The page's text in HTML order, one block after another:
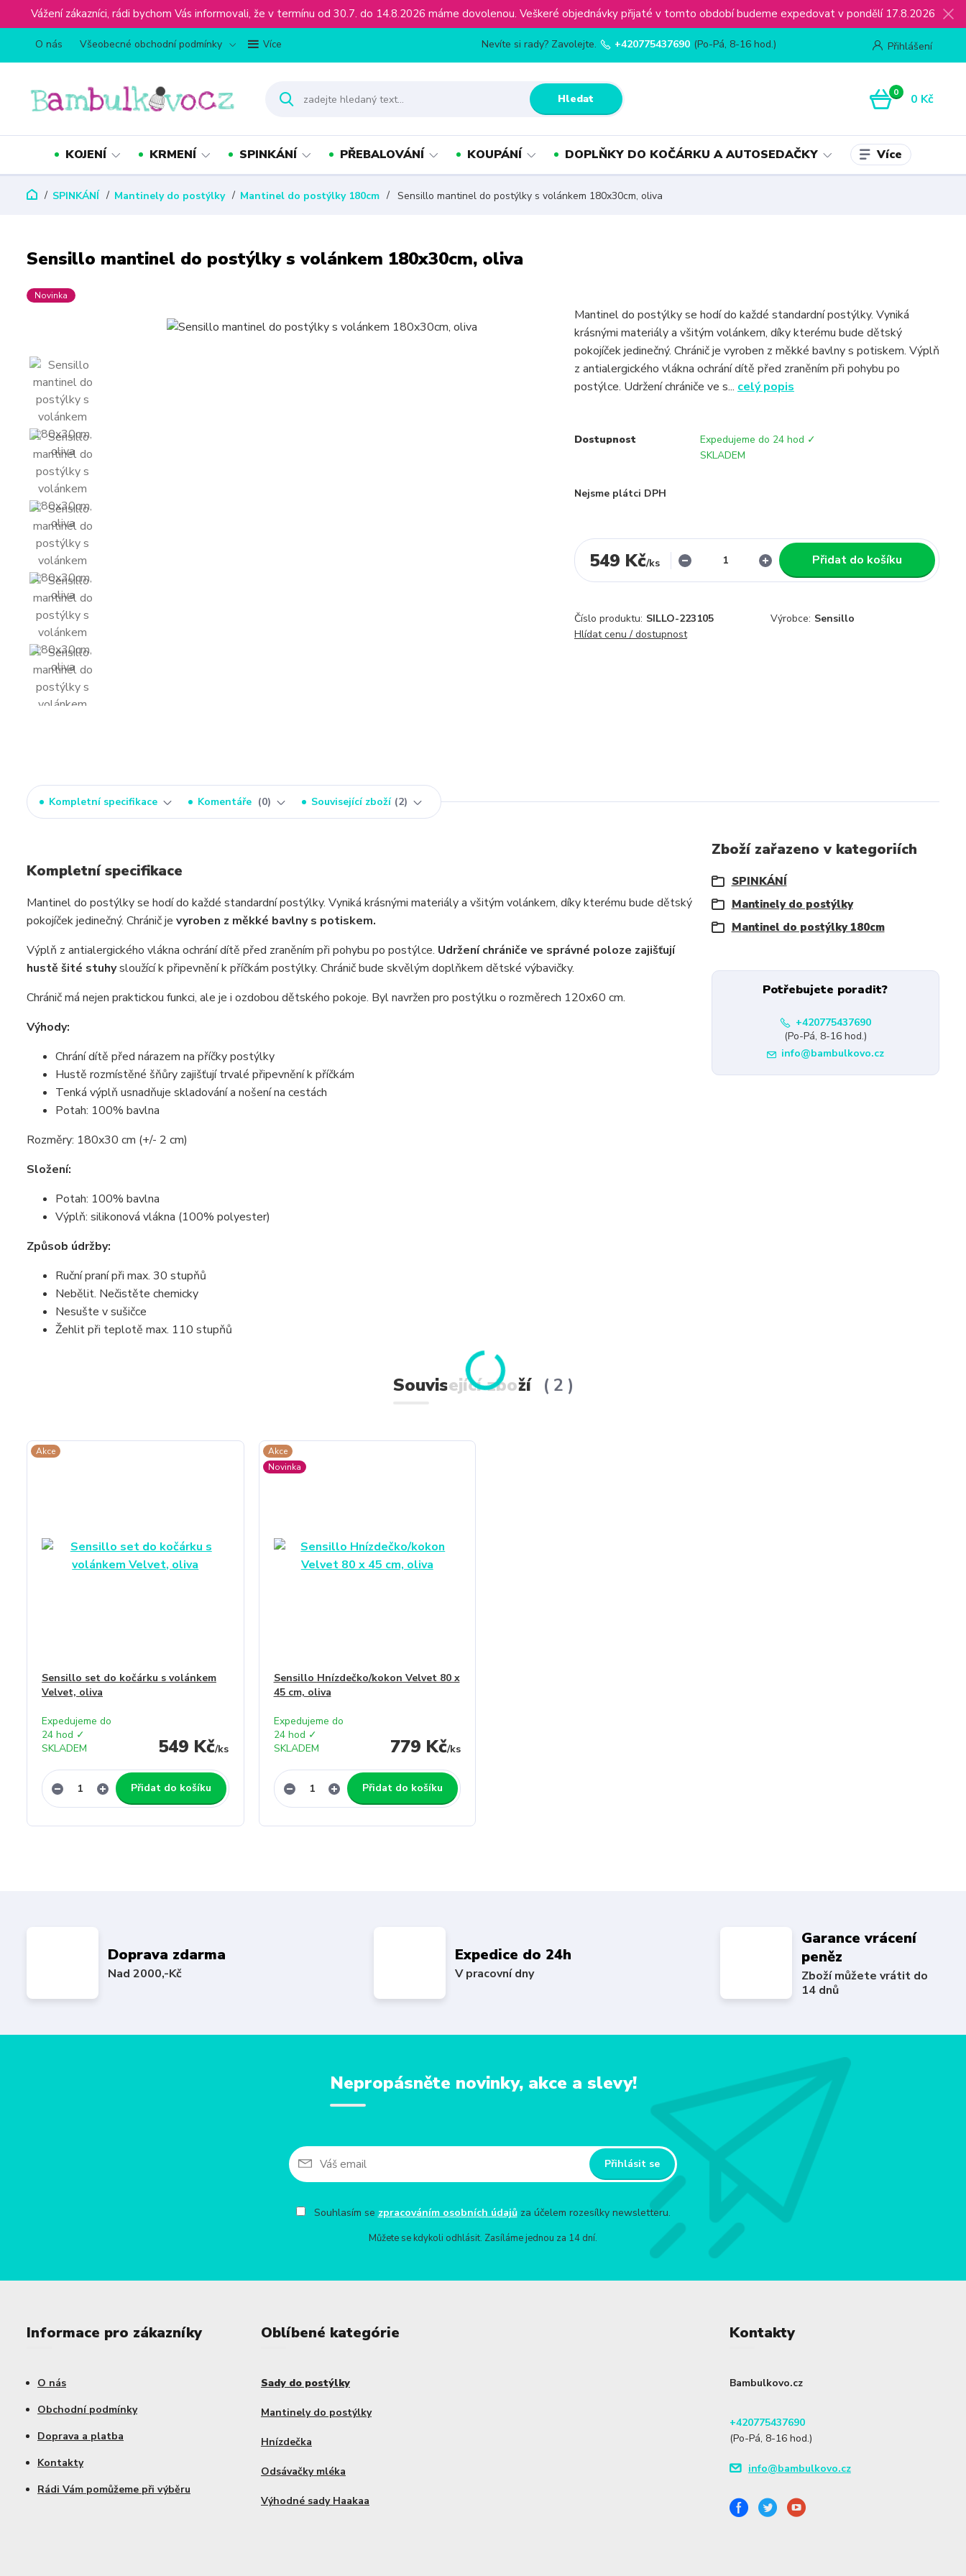
Vážení zákazníci, rádi bychom Vás informovali, že v termínu od 30.7. do 14.8.2026 máme dovolenou. Veškeré objednávky přijaté v tomto období budeme expedovat v pondělí 17.8.2026
O nás Všeobecné obchodní podmínky Více Přihlášení
Hledat
Nevíte si rady? Zavolejte. +420775437690 (Po-Pá, 8-16 hod.)
0 0 Kč
KOJENÍ KRMENÍ SPINKÁNÍ PŘEBALOVÁNÍ KOUPÁNÍ DOPLŇKY DO KOČÁRKU A AUTOSEDAČKY Více
SPINKÁNÍ Mantinely do postýlky Mantinel do postýlky 180cm Sensillo mantinel do postýlky s volánkem 180x30cm, oliva
Sensillo mantinel do postýlky s volánkem 180x30cm, oliva
Novinka
Mantinel do postýlky se hodí do každé standardní postýlky. Vyniká
krásnými materiály a všitým volánkem, díky kterému bude dětský
pokojíček jedinečný. Chránič je vyroben z měkké bavlny s potiskem. Výplň
z antialergického vlákna ochrání dítě před zraněním při pohybu po
postýlce. Udržení chrániče ve s... celý popis
Dostupnost
Expedujeme do 24 hod ✓
SKLADEM
Nejsme plátci DPH
549 Kč/ks Přidat do košíku
Číslo produktu: SILLO-223105 Výrobce: Sensillo
Hlídat cenu / dostupnost
Kompletní specifikace Komentáře 0 Související zboží 2
Kompletní specifikace
Mantinel do postýlky se hodí do každé standardní postýlky. Vyniká krásnými materiály a všitým volánkem, díky kterému bude dětský
pokojíček jedinečný. Chránič je vyroben z měkké bavlny s potiskem.
Výplň z antialergického vlákna ochrání dítě před zraněním při pohybu po postýlce. Udržení chrániče ve správné poloze zajišťují
hustě šité stuhysloužící k připevnění k příčkám postýlky. Chránič bude skvělým doplňkem dětské výbavičky.
Chránič má nejen praktickou funkci, ale je i ozdobou dětského pokoje. Byl navržen pro postýlku o rozměrech 120x60 cm.
Výhody:
Chrání dítě před nárazem na příčky postýlky
Hustě rozmístěné šňůry zajišťují trvalé připevnění k příčkám
Tenká výplň usnadňuje skladování a nošení na cestách
Potah: 100% bavlna
Rozměry: 180x30 cm (+/- 2 cm)
Složení:
Potah: 100% bavlna
Výplň: silikonová vlákna (100% polyester)
Způsob údržby:
Ruční praní při max. 30 stupňů
Nebělit. Nečistěte chemicky
Nesušte v sušičce
Žehlit při teplotě max. 110 stupňů
Zboží zařazeno v kategoriích
SPINKÁNÍ
Mantinely do postýlky
Mantinel do postýlky 180cm
Potřebujete poradit?
+420775437690
(Po-Pá, 8-16 hod.)
info@bambulkovo.cz
Související zboží 2
Akce
Sensillo set do kočárku s volánkem
Velvet, oliva
549 Kč/ks
Expedujeme do
24 hod ✓
SKLADEM
Přidat do košíku
Akce
Novinka
Sensillo Hnízdečko/kokon Velvet 80 x
45 cm, oliva
779 Kč/ks
Expedujeme do
24 hod ✓
SKLADEM
Přidat do košíku
Doprava zdarma
Nad 2000,-Kč
Expedice do 24h
V pracovní dny
Garance vrácení
peněz
Zboží můžete vrátit do
14 dnů
Nepropásněte novinky, akce a slevy!
Přihlásit se
Souhlasím se zpracováním osobních údajůza účelem rozesílky newsletteru.
Můžete se kdykoli odhlásit. Zasíláme jednou za 14 dní.
Informace pro zákazníky
O nás
Obchodní podmínky
Doprava a platba
Kontakty
Rádi Vám pomůžeme při výběru
Oblíbené kategórie
Sady do postýlky
Mantinely do postýlky
Hnízdečka
Odsávačky mléka
Výhodné sady Haakaa
Kontakty
Bambulkovo.cz
+420775437690
(Po-Pá, 8-16 hod.)
info@bambulkovo.cz